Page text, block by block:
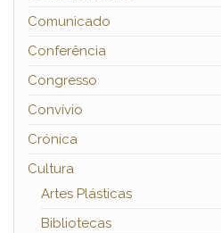
Comunicado
Conferência
Congresso
Convívio
Crónica
Cultura
Artes Plásticas
Bibliotecas